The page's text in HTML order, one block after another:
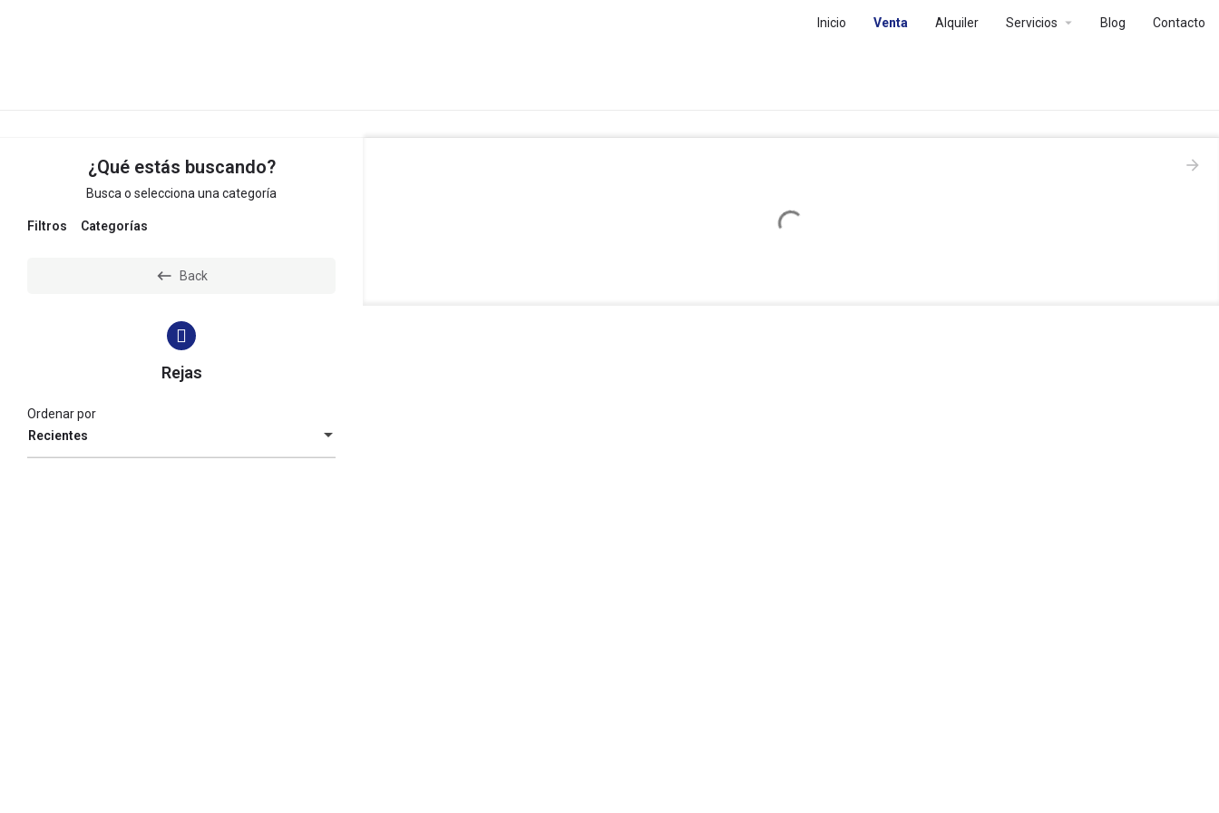
Inicio Venta Alquiler Servicios arrow_drop_down Blog Contacto
¿Qué estás buscando?
Busca o selecciona una categoría
Filtros Categorías
Back
Rejas
Recientes
Ordenar por